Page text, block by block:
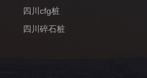
四川cfg桩
四川碎石桩